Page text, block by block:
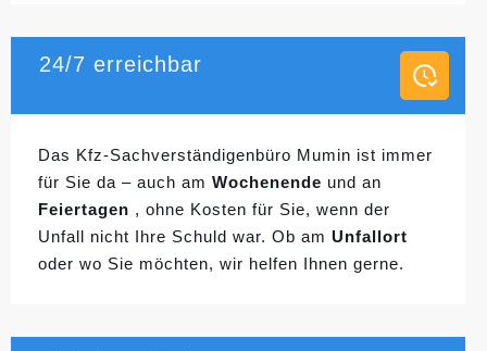
24/7 erreichbar
Das Kfz-Sachverständigenbüro Mumin ist immer
für Sie da – auch am Wochenende und an
Feiertagen , ohne Kosten für Sie, wenn der
Unfall nicht Ihre Schuld war. Ob am Unfallort
oder wo Sie möchten, wir helfen Ihnen gerne.